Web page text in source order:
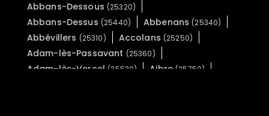
Abbans-Dessous (25320)
Abbans-Dessus (25440) Abbenans (25340)
Abbévillers (25310) Accolans (25250)
Adam-lès-Passavant (25360)
Adam-lès-Vercel (25530) Aibre (25750)